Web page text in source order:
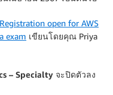
Registration open for AWS
exam เขียนโดยคุณ Priya
– Specialty จะปิดตัวลง